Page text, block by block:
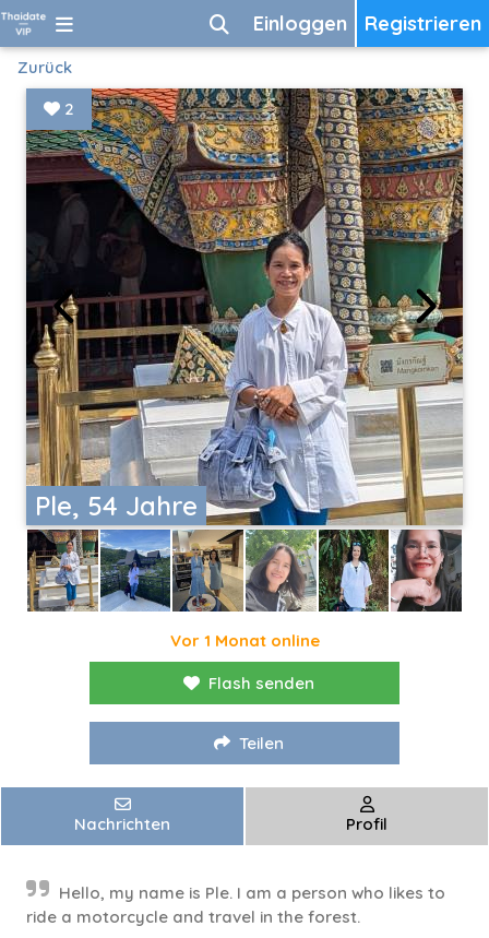
Registrieren
Einloggen
Zurück
Ple, 54 Jahre
2
Vor 1 Monat online
Flash senden
Teilen
Nachrichten Profil
Hello, my name is Ple. I am a person who likes to
ride a motorcycle and travel in the forest.